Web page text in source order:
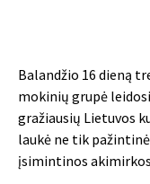
Balandžio 16 dieną
mokinių grupė
gražiausių Lietuvos
laukė ne tik
įsimintinos